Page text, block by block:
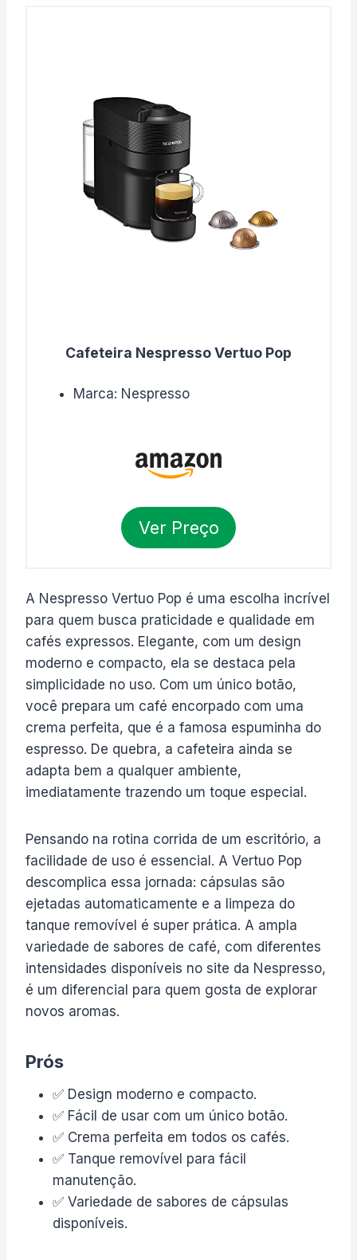
Cafeteira Nespresso Vertuo Pop
Marca: Nespresso
Ver Preço
A Nespresso Vertuo Pop é uma escolha incrível
para quem busca praticidade e qualidade em
cafés expressos. Elegante, com um design
moderno e compacto, ela se destaca pela
simplicidade no uso. Com um único botão,
você prepara um café encorpado com uma
crema perfeita, que é a famosa espuminha do
espresso. De quebra, a cafeteira ainda se
adapta bem a qualquer ambiente,
imediatamente trazendo um toque especial.
Pensando na rotina corrida de um escritório, a
facilidade de uso é essencial. A Vertuo Pop
descomplica essa jornada: cápsulas são
ejetadas automaticamente e a limpeza do
tanque removível é super prática. A ampla
variedade de sabores de café, com diferentes
intensidades disponíveis no site da Nespresso,
é um diferencial para quem gosta de explorar
novos aromas.
Prós
✅ Design moderno e compacto.
✅ Fácil de usar com um único botão.
✅ Crema perfeita em todos os cafés.
✅ Tanque removível para fácil
manutenção.
✅ Variedade de sabores de cápsulas
disponíveis.